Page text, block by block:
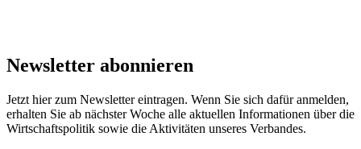
Newsletter abonnieren
Jetzt hier zum Newsletter eintragen. Wenn Sie sich dafür anmelden,
erhalten Sie ab nächster Woche alle aktuellen Informationen über die
Wirtschaftspolitik sowie die Aktivitäten unseres Verbandes.